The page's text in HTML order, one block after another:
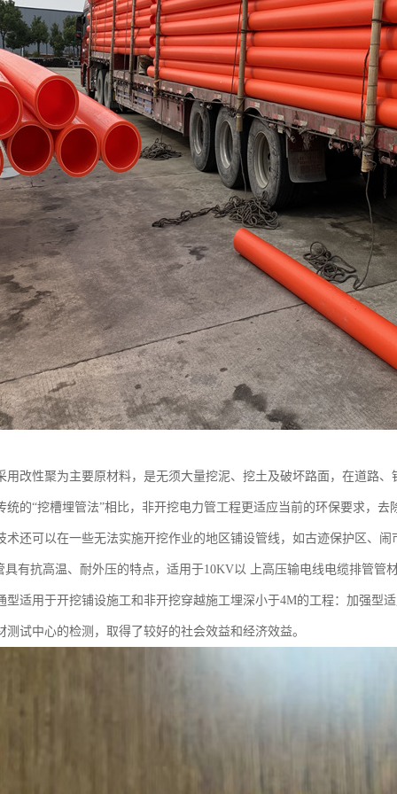
用改性聚为主要原材料，是无须大量挖泥、挖土及破坏路面，在道路
统的“挖槽埋管法”相比，非开挖电力管工程更适应当前的环保要求，
术还可以在一些无法实施开挖作业的地区铺设管线，如古迹保护区、
有抗高温、耐外压的特点，适用于10KV以 上高压输电线电缆排管管
型适用于开挖铺设施工和非开挖穿越施工埋深小于4M的工程：加强型
测试中心的检测，取得了较好的社会效益和经济效益。